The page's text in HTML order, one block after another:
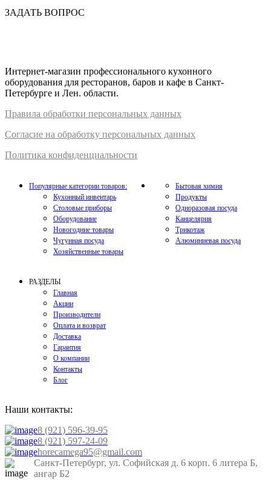
ЗАДАТЬ ВОПРОС
Интернет-магазин профессионального кухонного
оборудования для ресторанов, баров и кафе в Санкт-
Петербурге и Лен. области.
Правила обработки персональных данных
Согласие на обработку персональных данных
Политика конфиденциальности
Популярные категории товаров:
Кухонный инвентарь
Столовые приборы
Оборудование
Новогодние товары
Чугунная посуда
Хозяйственные товары
Бытовая химия
Продукты
Одноразовая посуда
Канцелярия
Трикотаж
Алюминиевая посуда
РАЗДЕЛЫ
Главная
Акции
Производители
Оплата и возврат
Доставка
Гарантия
О компании
Контакты
Блог
Наши контакты:
8 (921) 596-39-95
8 (921) 597-24-09
horecamega95@gmail.com
Санкт-Петербург, ул. Софийская д. 6 корп. 6 литера Б,
ангар Б2